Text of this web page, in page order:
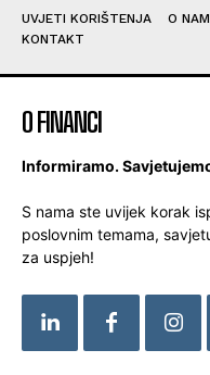
UVJETI KORIŠTENJA O
KONTAKT
O FINANCI
Informiramo.
S nama ste uvijek korak
poslovnim temama,
za uspjeh!